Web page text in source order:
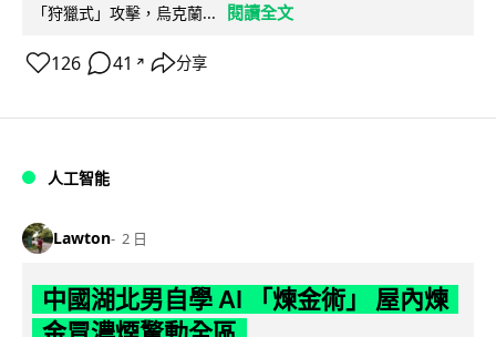
「狩獵式」攻擊，烏克蘭...
閱讀全文
126 41 ↗ 分享
人工智能
Lawton 2 日
中國湖北男自學 AI 「煉金術」 屋內煉